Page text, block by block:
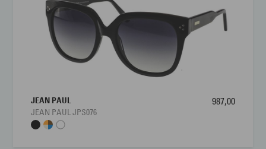
JEAN PAUL
JEAN PAUL JPS076
987,00